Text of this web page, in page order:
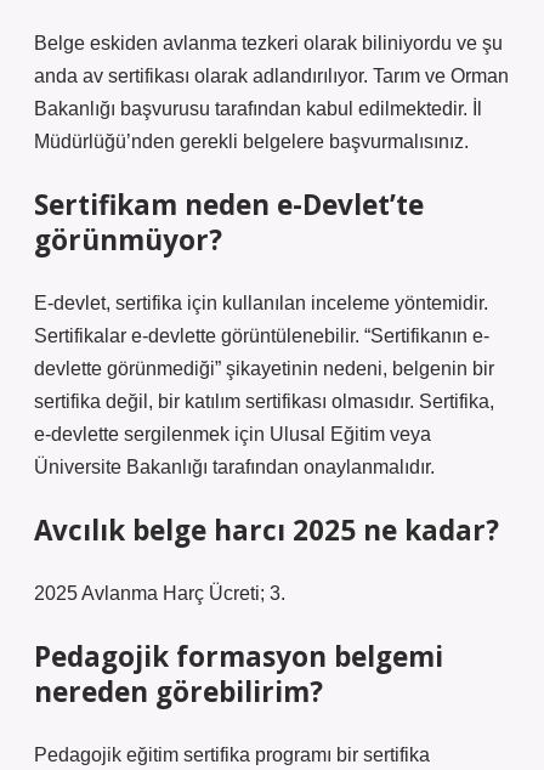
Belge eskiden avlanma tezkeri olarak biliniyordu ve şu
anda av sertifikası olarak adlandırılıyor. Tarım ve Orman
Bakanlığı başvurusu tarafından kabul edilmektedir. İl
Müdürlüğü’nden gerekli belgelere başvurmalısınız.
Sertifikam neden e-Devlet’te
görünmüyor?
E-devlet, sertifika için kullanılan inceleme yöntemidir.
Sertifikalar e-devlette görüntülenebilir. “Sertifikanın e-
devlette görünmediği” şikayetinin nedeni, belgenin bir
sertifika değil, bir katılım sertifikası olmasıdır. Sertifika,
e-devlette sergilenmek için Ulusal Eğitim veya
Üniversite Bakanlığı tarafından onaylanmalıdır.
Avcılık belge harcı 2025 ne kadar?
2025 Avlanma Harç Ücreti; 3.
Pedagojik formasyon belgemi
nereden görebilirim?
Pedagojik eğitim sertifika programı bir sertifika